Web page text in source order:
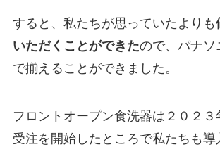
すると、私たちが思っていたよりも
いただくことができたので、パナソ
で揃えることができました。
フロントオープン食洗器は２０２３
受注を開始したところで私たちも導